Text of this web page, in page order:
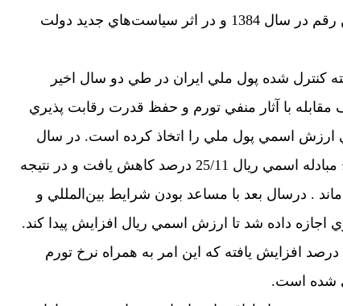
به 25/10 درصد جي‌دي‌پي رسيد. اما اين رقم در سال 1384 و در اثر سياست‌هاي جديد دولت
كنترل شده پول ملي ايران در طي دو سال اخير
با آثار منفي تورم و حفظ قدرت‌ رقابت پذيري
اسمي پول ملي را اتخاذ كرده است. در سال
1383 علي‌رغم افزايش قيمت نفت نرخ مبادله اسمي ريال 25/11 درصد كاهش يافت و در نتيجه
. درسال بعد با مساعد بودن شرايط بين‌المللي و
داده شد تا ارزش اسمي ريال افزايش پيدا كند.
نرخ مبادله اسمي ريال در اين سال 5/9 درصد افزايش يافته كه اين امر به همراه نرخ تورم